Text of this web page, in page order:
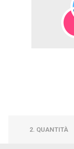
2. QUANTITÀ